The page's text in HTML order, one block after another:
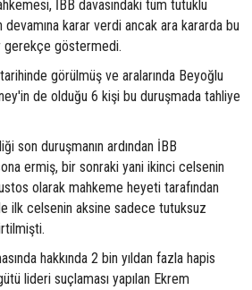
İBB davasındaki tüm tutuklu
devamına karar verdi ancak ara kararda bu
gerekçe göstermedi.
görülmüş ve aralarında Beyoğlu
de olduğu 6 kişi bu duruşmada tahliye
son duruşmanın ardından İBB
ermiş, bir sonraki yani ikinci celsenin
olarak mahkeme heyeti tarafından
ilk celsenin aksine sadece tutuksuz
hakkında 2 bin yıldan fazla hapis
lideri suçlaması yapılan Ekrem